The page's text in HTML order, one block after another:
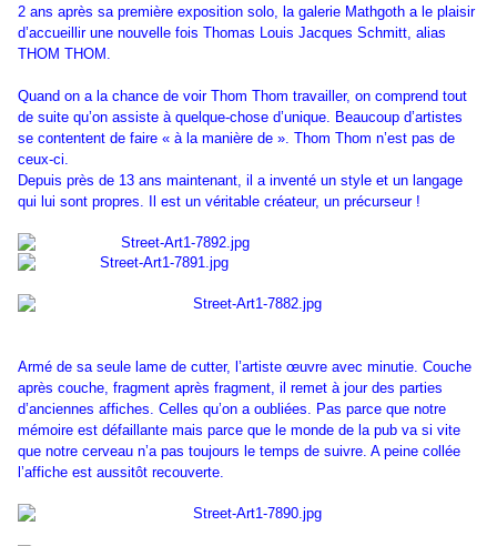
2 ans après sa première exposition solo, la galerie Mathgoth a le plaisir
d’accueillir une nouvelle fois Thomas Louis Jacques Schmitt, alias
THOM THOM.
Quand on a la chance de voir Thom Thom travailler, on comprend tout
de suite qu’on assiste à quelque-chose d’unique. Beaucoup d’artistes
se contentent de faire « à la manière de ». Thom Thom n’est pas de
ceux-ci.
Depuis près de 13 ans maintenant, il a inventé un style et un langage
qui lui sont propres. Il est un véritable créateur, un précurseur !
Armé de sa seule lame de cutter, l’artiste œuvre avec minutie. Couche
après couche, fragment après fragment, il remet à jour des parties
d’anciennes affiches. Celles qu’on a oubliées. Pas parce que notre
mémoire est défaillante mais parce que le monde de la pub va si vite
que notre cerveau n’a pas toujours le temps de suivre. A peine collée
l’affiche est aussitôt recouverte.